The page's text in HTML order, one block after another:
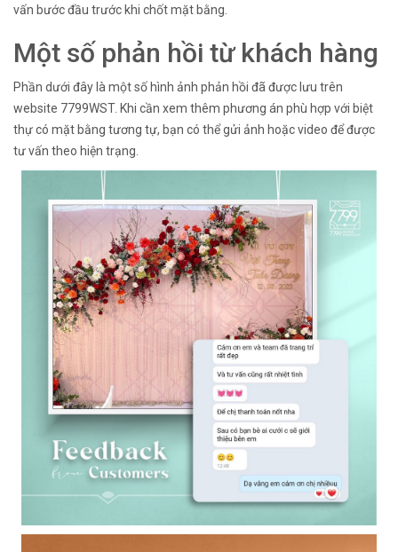
vấn bước đầu trước khi chốt mặt bằng.
Một số phản hồi từ khách hàng
Phần dưới đây là một số hình ảnh phản hồi đã được lưu trên
website 7799WST. Khi cần xem thêm phương án phù hợp với biệt
thự có mặt bằng tương tự, bạn có thể gửi ảnh hoặc video để được
tư vấn theo hiện trạng.